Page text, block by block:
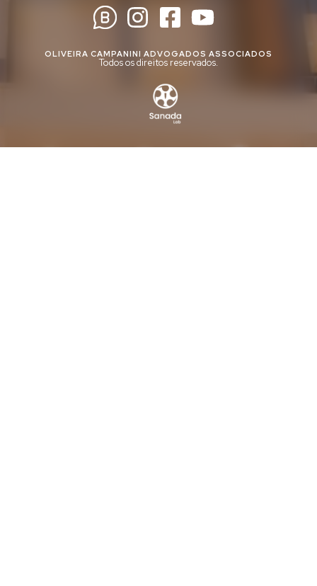
OLIVEIRA CAMPANINI ADVOGADOS ASSOCIADOS
Todos os direitos reservados.